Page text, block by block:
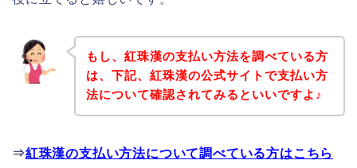
もし、紅珠漢の支払い方法を調べている方
は、下記、紅珠漢の公式サイトで支払い方
法について確認されてみるといいですよ♪
⇒紅珠漢の支払い方法について調べている方はこちら